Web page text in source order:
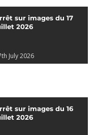
sur images du 17
2026
July 2026
sur images du 16
2026